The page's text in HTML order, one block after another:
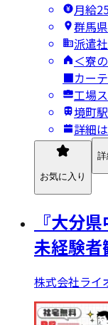
月給
群馬
派遣
＜
■カー
工場
境町駅
詳細
お気に入り
『大分
未経験者
株式会社ライ